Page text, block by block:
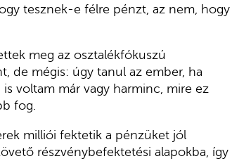
tesznek-e félre pénzt, az nem, hogy
meg az osztalékfókuszú
de mégis: úgy tanul az ember, ha
voltam már vagy harminc, mire ez
fog.
milliói fektetik a pénzüket jól
részvénybefektetési alapokba, így